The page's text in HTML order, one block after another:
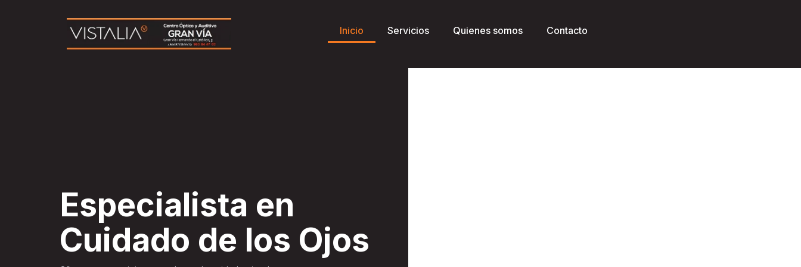
Inicio Servicios Quienes somos Contacto
Especialista en
Cuidado de los Ojos